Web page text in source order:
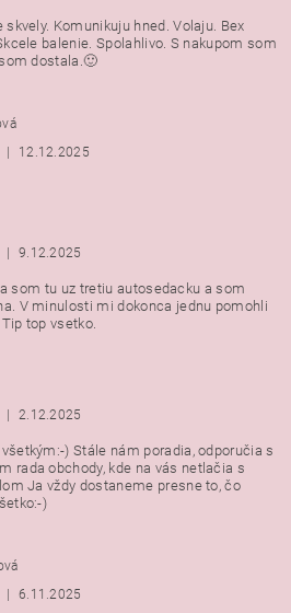
Komunikuju hned. Volaju. Bex
balenie. Spolahlivo. S nakupom som
dostala.🙂
12.12.2025
9.12.2025
som tu uz tretiu autosedacku a som
V minulosti mi dokonca jednu pomohli
top vsetko.
2.12.2025
) Stále nám poradia, odporučia s
rada obchody, kde na vás netlačia s
Ja vždy dostaneme presne to, čo
)
6.11.2025